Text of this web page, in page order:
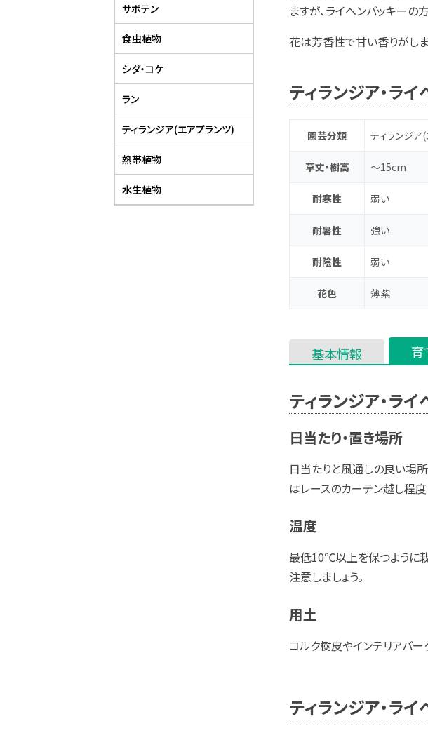
ますが、ライヘンバッキー
花は芳香性で甘い香りがしま
ティランジア・ラ
園芸分類 ティランジア
草丈・樹高 ～15cm
耐寒性 弱い
耐暑性 強い
耐陰性 弱い
花色 薄紫
基本情報 育
ティランジア・ラ
日当たり・置き場所
日当たりと風通しの良い場
はレースのカーテン越し程
温度
最低10℃以上を保つように栽
注意しましょう。
用土
コルク樹皮やインテリアバー
ティランジア・ラ
サボテン
食虫植物
シダ・コケ
ラン
ティランジア(エアプランツ)
熱帯植物
水生植物